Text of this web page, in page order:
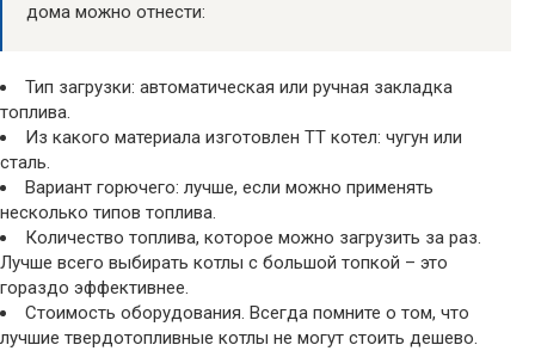
дома можно отнести:
Тип загрузки: автоматическая или ручная закладка
топлива.
Из какого материала изготовлен ТТ котел: чугун или
сталь.
Вариант горючего: лучше, если можно применять
несколько типов топлива.
Количество топлива, которое можно загрузить за раз.
Лучше всего выбирать котлы с большой топкой – это
гораздо эффективнее.
Стоимость оборудования. Всегда помните о том, что
лучшие твердотопливные котлы не могут стоить дешево.